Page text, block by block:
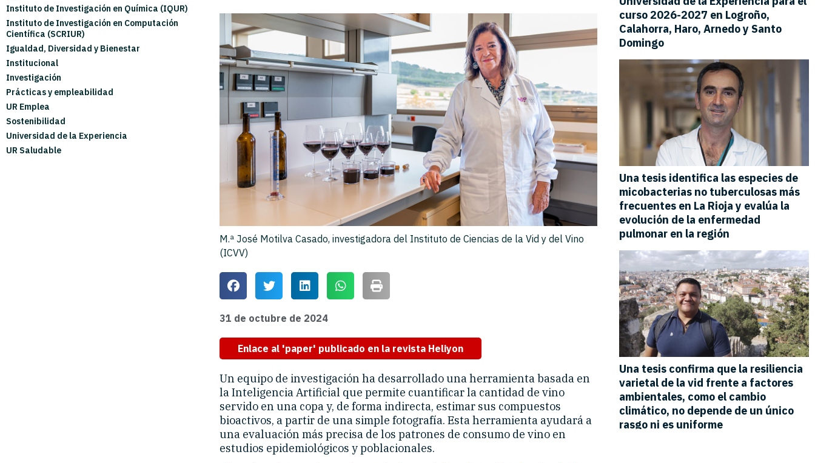
Instituto de Investigación en Química (IQUR)
Instituto de Investigación en Computación
Científica (SCRIUR)
Igualdad, Diversidad y Bienestar
Institucional
Investigación
Prácticas y empleabilidad
UR Emplea
Sostenibilidad
Universidad de la Experiencia
UR Saludable
M.ª José Motilva Casado, investigadora del Instituto de Ciencias de la Vid y del Vino
(ICVV)
31 de octubre de 2024
Enlace al 'paper' publicado en la revista Heliyon
Un equipo de investigación ha desarrollado una herramienta basada en
la Inteligencia Artificial que permite cuantificar la cantidad de vino
servido en una copa y, de forma indirecta, estimar sus compuestos
bioactivos, a partir de una simple fotografía. Esta herramienta ayudará a
una evaluación más precisa de los patrones de consumo de vino en
estudios epidemiológicos y poblacionales.